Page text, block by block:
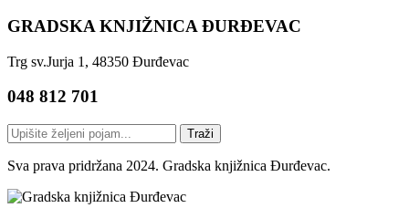
GRADSKA KNJIŽNICA ĐURĐEVAC
Trg sv.Jurja 1, 48350 Đurđevac
048 812 701
Traži
Sva prava pridržana 2024. Gradska knjižnica Đurđevac.